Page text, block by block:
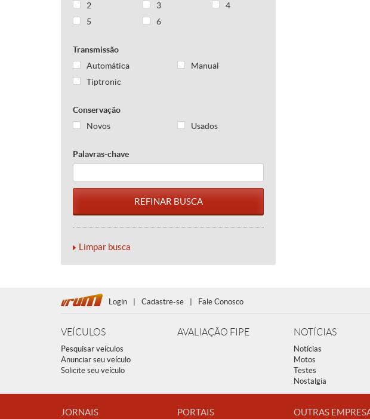
2
3
4
5
6
Transmissão
Automática
Manual
Tiptronic
Conservação
Novos
Usados
Palavras-chave
Limpar busca
Login Cadastre-se Fale Conosco
VEÍCULOS
Pesquisar veículos
Anunciar seu veículo
Solicite seu veículo
AVALIAÇÃO FIPE NOTÍCIAS
Notícias
Motos
Testes
Nostalgia
JORNAIS PORTAIS OUTRAS